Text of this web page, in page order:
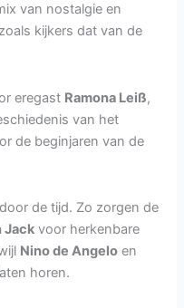
van nostalgie en
kijkers dat van de
eregast Ramona Leiß,
van het
de beginjaren van de
de tijd. Zo zorgen de
Jack voor herkenbare
Nino de Angelo en
horen.